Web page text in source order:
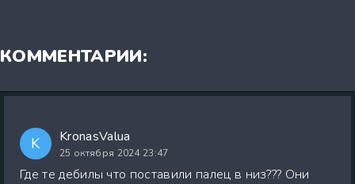
КОММЕНТАРИИ:
K KronasValua
25 октября 2024 23:47
Где те дебилы что поставили палец в низ??? Они